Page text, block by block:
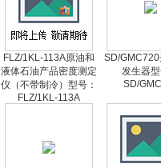
FLZ/1KL-113A原油和
液体石油产品密度测定
仪（不带制冷）型号：
FLZ/1KL-113A
SD/
发生器
SD/